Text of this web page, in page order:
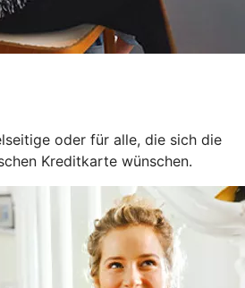
oder für alle, die sich die
Kreditkarte wünschen.